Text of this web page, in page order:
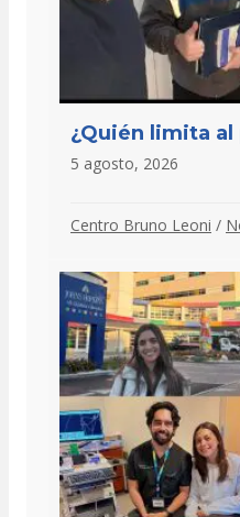
¿Quién limita al
5 agosto, 2026
Centro Bruno Leoni /